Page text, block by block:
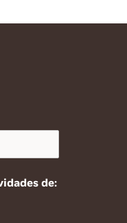
de: